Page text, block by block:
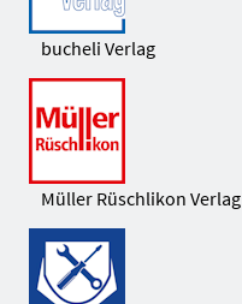
bucheli Verlag
Müller Rüschlikon Verlag